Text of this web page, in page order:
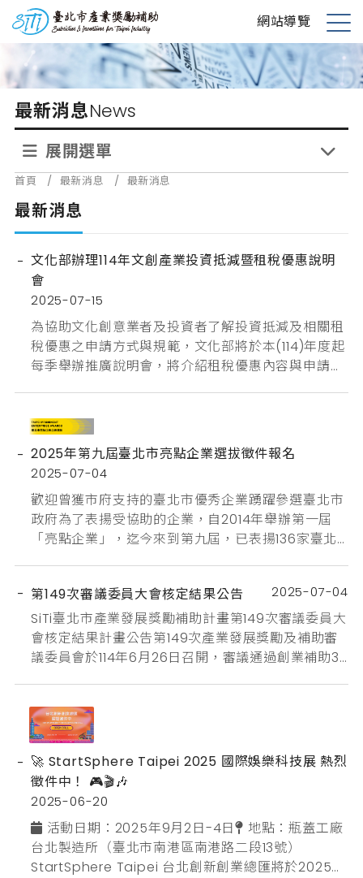
到
要
內
台北市產業獎勵補助 網站導覽
展
開
選
單
最新消息News
展開選單
首頁 / 最新消息 / 最新消息
最新消息
文化部辦理114年文創產業投資抵減暨租稅優惠說明
會
2025-07-15
為協助文化創意業者及投資者了解投資抵減及相關租
稅優惠之申請方式與規範，文化部將於本(114)年度起
每季舉辦推廣說明會，將介紹租稅優惠內容與申請方
下午1時至3時地點：臺中市大墩文化中心-視聽放映
室（臺中市西區英才路600號B1）報名連結： 文化部
114年文創產業投資抵減暨租稅優惠說明會報名頁面
（另開新...
2025年第九屆臺北市亮點企業選拔徵件報名
2025-07-04
歡迎曾獲市府支持的臺北市優秀企業踴躍參選臺北市
政府為了表揚受協助的企業，自2014年舉辦第一屆
「亮點企業」，迄今來到第九屆，已表揚136家臺北
格的朋友參與本屆選拔！▍有關 臺北市亮點企業👉
2025臺北市亮點企業選拔資訊為展現臺北市政府扶
植產業發展並表揚企業創新投資成果，臺北市政府產
業發展局自𝟮𝟬𝟭𝟰年舉辦...
第149次審議委員大會核定結果公告 2025-07-04
SiTi臺北市產業發展獎勵補助計畫第149次審議委員大
會核定結果計畫公告第149次產業發展獎勵及補助審
議委員會於114年6月26日召開，審議通過創業補助3
示：創業計畫補助紅昕工作室路晰書股份有限公司競
合智數股份有限公司研發計畫補助岸下有限公司矽爾
先進股份有限公司雲鼎數位科技股份有限公司智安數
據科技...
🚀 StartSphere Taipei 2025 國際娛樂科技展 熱烈
徵件中！ 🎮🎬🎶
2025-06-20
📅 活動日期：2025年9月2日-4日📍 地點：瓶蓋工廠
台北製造所（臺北市南港區南港路二段13號）
StartSphere Taipei 台北創新創業總匯將於2025年